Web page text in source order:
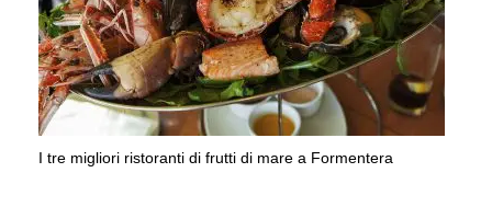
I tre migliori ristoranti di frutti di mare a Formentera